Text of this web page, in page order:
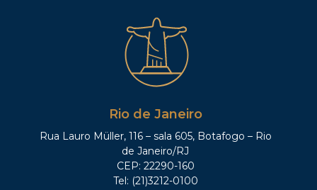
Rio de Janeiro
Rua Lauro Müller, 116 – sala 605, Botafogo – Rio
de Janeiro/RJ
CEP: 22290-160
Tel: (21)3212-0100